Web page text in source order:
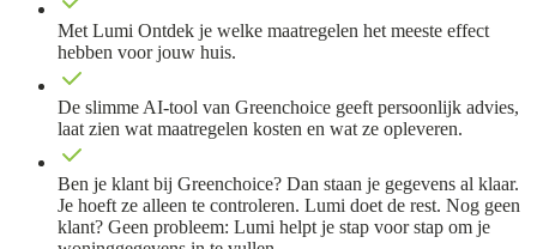
Met Lumi Ontdek je welke maatregelen het meeste effect
hebben voor jouw huis.
De slimme AI-tool van Greenchoice geeft persoonlijk advies,
laat zien wat maatregelen kosten en wat ze opleveren.
Ben je klant bij Greenchoice? Dan staan je gegevens al klaar.
Je hoeft ze alleen te controleren. Lumi doet de rest. Nog geen
klant? Geen probleem: Lumi helpt je stap voor stap om je